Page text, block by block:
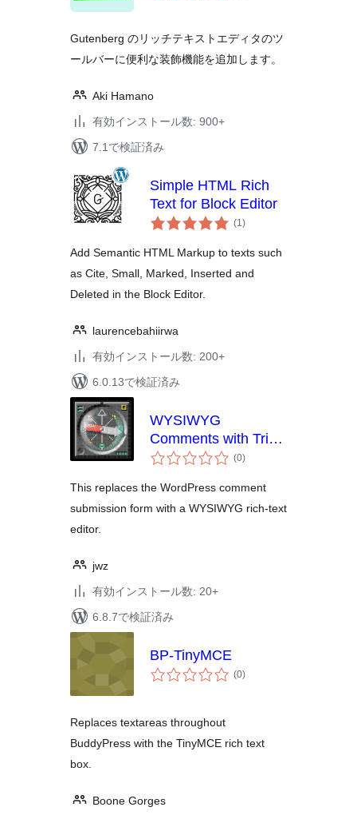
Gutenberg のリッチテキストエディタのツ
ールバーに便利な装飾機能を追加します。
Aki Hamano
有効インストール数: 900+
7.1で検証済み
Simple HTML Rich
Text for Block Editor
(1個
の
価
)
Add Semantic HTML Markup to texts such
as Cite, Small, Marked, Inserted and
Deleted in the Block Editor.
laurencebahiirwa
有効インストール数: 200+
6.0.13で検証済み
WYSIWYG
Comments with Trix
Editor
(0個
の)
This replaces the WordPress comment
submission form with a WYSIWYG rich-text
editor.
jwz
有効インストール数: 20+
6.8.7で検証済み
BP-TinyMCE
(0個
の)
Replaces textareas throughout
BuddyPress with the TinyMCE rich text
box.
Boone Gorges